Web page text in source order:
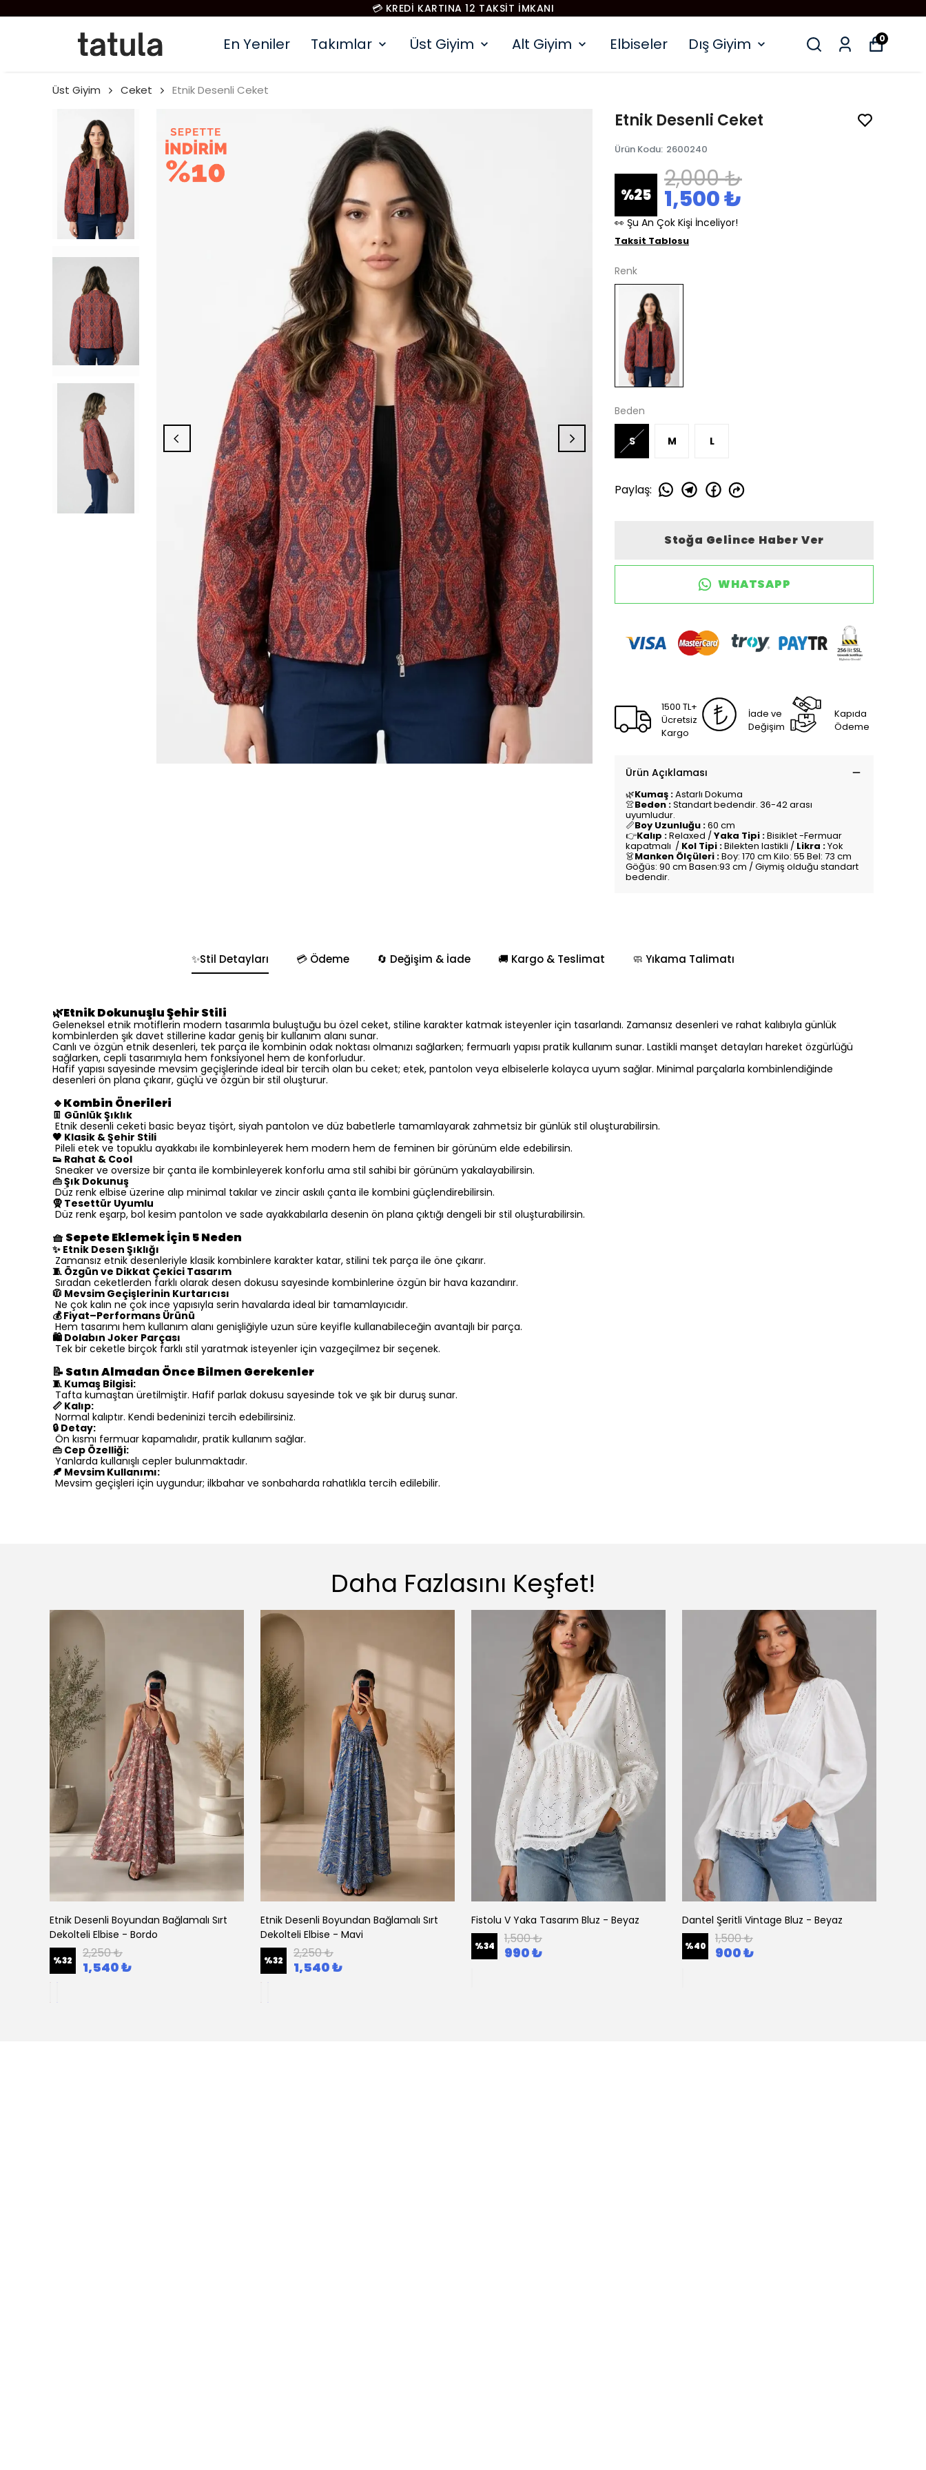
💳 KREDİ KARTINA 12 TAKSİT İMKANI
En Yeniler Takımlar Üst Giyim Alt Giyim Elbiseler Dış Giyim 0
Üst Giyim Ceket Etnik Desenli Ceket
Etnik Desenli Ceket
Ürün Kodu: 2600240
%25
2,000 ₺
1,500 ₺
👀 Şu An Çok Kişi İnceliyor!
Taksit Tablosu
Renk
Beden
S M L
Paylaş:
Stoğa Gelince Haber Ver
WHATSAPP
1500 TL+
Ücretsiz
Kargo
İade ve
Değişim
Kapıda
Ödeme
Ürün Açıklaması
🌿Kumaş :Astarlı Dokuma
👚Beden :Standart bedendir. 36-42 arası
uyumludur.
📏Boy Uzunluğu :60 cm
👉Kalıp :Relaxed /Yaka Tipi :Bisiklet -Fermuar
kapatmalı / Kol Tipi :Bilekten lastikli / Likra :Yok
👗Manken Ölçüleri :Boy: 170 cm Kilo: 55 Bel: 73 cm
Göğüs: 90 cm Basen:93 cm / Giymiş olduğu standart
bedendir.
✨Stil Detayları 💳 Ödeme 🔄 Değişim & İade 🚚 Kargo & Teslimat 🧼 Yıkama Talimatı
🌿Etnik Dokunuşlu Şehir Stili
Geleneksel etnik motiflerin modern tasarımla buluştuğu bu özel ceket, stiline karakter katmak isteyenler için tasarlandı. Zamansız desenleri ve rahat kalıbıyla günlük
kombinlerden şık davet stillerine kadar geniş bir kullanım alanı sunar.
Canlı ve özgün etnik desenleri, tek parça ile kombinin odak noktası olmanızı sağlarken; fermuarlı yapısı pratik kullanım sunar. Lastikli manşet detayları hareket özgürlüğü
sağlarken, cepli tasarımıyla hem fonksiyonel hem de konforludur.
Hafif yapısı sayesinde mevsim geçişlerinde ideal bir tercih olan bu ceket; etek, pantolon veya elbiselerle kolayca uyum sağlar. Minimal parçalarla kombinlendiğinde
desenleri ön plana çıkarır, güçlü ve özgün bir stil oluşturur.
🔹Kombin Önerileri
👖 Günlük Şıklık
Etnik desenli ceketi basic beyaz tişört, siyah pantolon ve düz babetlerle tamamlayarak zahmetsiz bir günlük stil oluşturabilirsin.
🖤 Klasik & Şehir Stili
Pileli etek ve topuklu ayakkabı ile kombinleyerek hem modern hem de feminen bir görünüm elde edebilirsin.
👟 Rahat & Cool
Sneaker ve oversize bir çanta ile kombinleyerek konforlu ama stil sahibi bir görünüm yakalayabilirsin.
👜 Şık Dokunuş
Düz renk elbise üzerine alıp minimal takılar ve zincir askılı çanta ile kombini güçlendirebilirsin.
🧕 Tesettür Uyumlu
Düz renk eşarp, bol kesim pantolon ve sade ayakkabılarla desenin ön plana çıktığı dengeli bir stil oluşturabilirsin.
🧺 Sepete Eklemek İçin 5 Neden
✨ Etnik Desen Şıklığı
Zamansız etnik desenleriyle klasik kombinlere karakter katar, stilini tek parça ile öne çıkarır.
🧵 Özgün ve Dikkat Çekici Tasarım
Sıradan ceketlerden farklı olarak desen dokusu sayesinde kombinlerine özgün bir hava kazandırır.
🧥 Mevsim Geçişlerinin Kurtarıcısı
Ne çok kalın ne çok ince yapısıyla serin havalarda ideal bir tamamlayıcıdır.
💰 Fiyat–Performans Ürünü
Hem tasarımı hem kullanım alanı genişliğiyle uzun süre keyifle kullanabileceğin avantajlı bir parça.
🛍️ Dolabın Joker Parçası
Tek bir ceketle birçok farklı stil yaratmak isteyenler için vazgeçilmez bir seçenek.
📝 Satın Almadan Önce Bilmen Gerekenler
🧵 Kumaş Bilgisi:
Tafta kumaştan üretilmiştir. Hafif parlak dokusu sayesinde tok ve şık bir duruş sunar.
📏 Kalıp:
Normal kalıptır. Kendi bedeninizi tercih edebilirsiniz.
🔒 Detay:
Ön kısmı fermuar kapamalıdır, pratik kullanım sağlar.
👜 Cep Özelliği:
Yanlarda kullanışlı cepler bulunmaktadır.
🍂 Mevsim Kullanımı:
Mevsim geçişleri için uygundur; ilkbahar ve sonbaharda rahatlıkla tercih edilebilir.
Daha Fazlasını Keşfet!
Etnik Desenli Boyundan Bağlamalı Sırt
Dekolteli Elbise - Bordo
%32 2,250 ₺
1,540 ₺
Etnik Desenli Boyundan Bağlamalı Sırt
Dekolteli Elbise - Mavi
%32 2,250 ₺
1,540 ₺
Fistolu V Yaka Tasarım Bluz - Beyaz
%34 1,500 ₺
990 ₺
Dantel Şeritli Vintage Bluz - Beyaz
%40 1,500 ₺
900 ₺